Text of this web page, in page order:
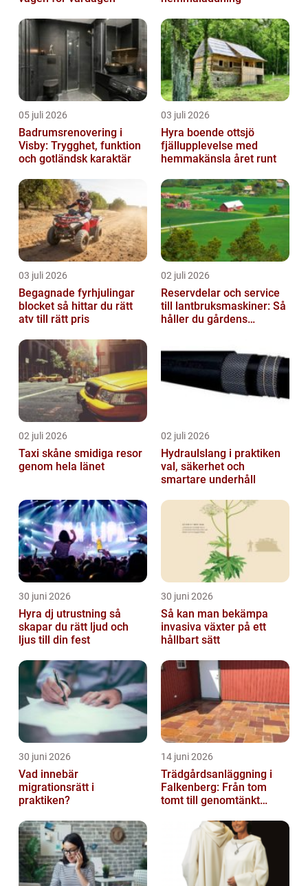
05 juli 2026
Badrumsrenovering i
Visby: Trygghet, funktion
och gotländsk karaktär
03 juli 2026
Hyra boende ottsjö
fjällupplevelse med
hemmakänsla året runt
03 juli 2026
Begagnade fyrhjulingar
blocket så hittar du rätt
atv till rätt pris
02 juli 2026
Reservdelar och service
till lantbruksmaskiner: Så
håller du gårdens
02 juli 2026
Taxi skåne smidiga resor
genom hela länet
02 juli 2026
Hydraulslang i praktiken
val, säkerhet och
smartare underhåll
30 juni 2026
Hyra dj utrustning så
skapar du rätt ljud och
ljus till din fest
30 juni 2026
Så kan man bekämpa
invasiva växter på ett
hållbart sätt
30 juni 2026
Vad innebär
migrationsrätt i
praktiken?
14 juni 2026
Trädgårdsanläggning i
Falkenberg: Från tom
tomt till genomtänkt